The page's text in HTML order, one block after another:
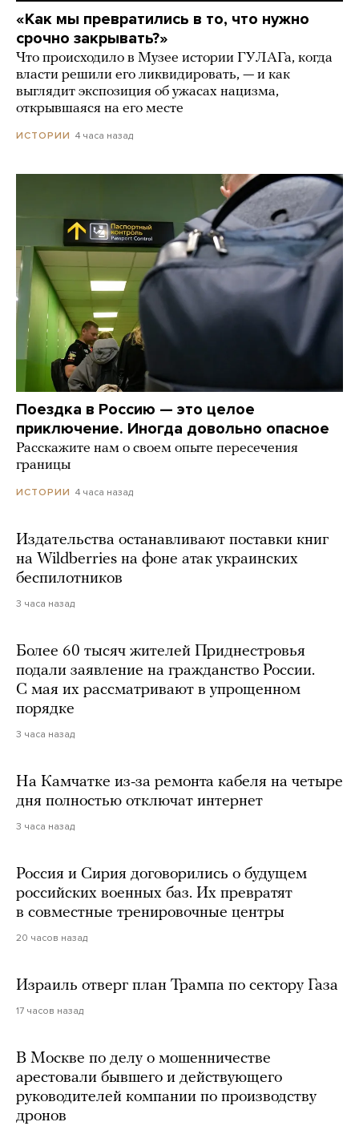
«Как мы превратились в то, что нужно
срочно закрывать?»
Что происходило в Музее истории ГУЛАГа, когда
власти решили его ликвидировать, — и как
выглядит экспозиция об ужасах нацизма,
открывшаяся на его месте
ИСТОРИИ 4 часа назад
Поездка в Россию — это целое
приключение. Иногда довольно опасное
Расскажите нам о своем опыте пересечения
границы
ИСТОРИИ 4 часа назад
Издательства останавливают поставки книг
на Wildberries на фоне атак украинских
беспилотников
3 часа назад
Более 60 тысяч жителей Приднестровья
подали заявление на гражданство России.
С мая их рассматривают в упрощенном
порядке
3 часа назад
На Камчатке из-за ремонта кабеля на четыре
дня полностью отключат интернет
3 часа назад
Россия и Сирия договорились о будущем
российских военных баз. Их превратят
в совместные тренировочные центры
20 часов назад
Израиль отверг план Трампа по сектору Газа
17 часов назад
В Москве по делу о мошенничестве
арестовали бывшего и действующего
руководителей компании по производству
дронов